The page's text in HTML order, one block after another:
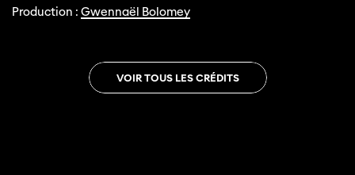
Production : Gwennaël Bolomey
VOIR TOUS LES CRÉDITS